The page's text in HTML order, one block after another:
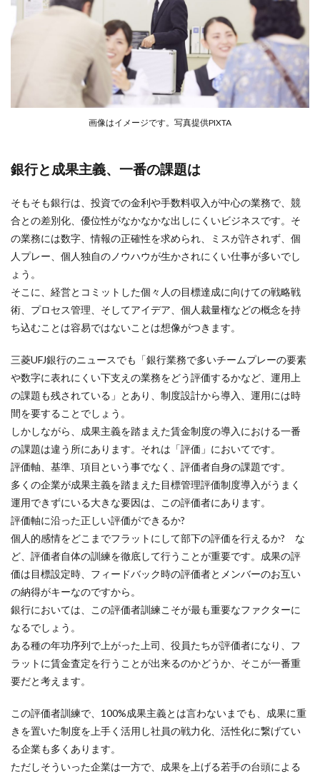
画像はイメージです。写真提供PIXTA
銀行と成果主義、一番の課題は
そもそも銀行は、投資での金利や手数料収入が中心の業務で、競
合との差別化、優位性がなかなかな出しにくいビジネスです。そ
の業務には数字、情報の正確性を求められ、ミスが許されず、個
人プレー、個人独自のノウハウが生かされにくい仕事が多いでし
ょう。
そこに、経営とコミットした個々人の目標達成に向けての戦略戦
術、プロセス管理、そしてアイデア、個人裁量権などの概念を持
ち込むことは容易ではないことは想像がつきます。
三菱UFJ銀行のニュースでも「銀行業務で多いチームプレーの要素
や数字に表れにくい下支えの業務をどう評価するかなど、運用上
の課題も残されている」とあり、制度設計から導入、運用には時
間を要することでしょう。
しかしながら、成果主義を踏まえた賃金制度の導入における一番
の課題は違う所にあります。それは「評価」においてです。
評価軸、基準、項目という事でなく、評価者自身の課題です。
多くの企業が成果主義を踏まえた目標管理評価制度導入がうまく
運用できずにいる大きな要因は、この評価者にあります。
評価軸に沿った正しい評価ができるか?
個人的感情をどこまでフラットにして部下の評価を行えるか? な
ど、評価者自体の訓練を徹底して行うことが重要です。成果の評
価は目標設定時、フィードバック時の評価者とメンバーのお互い
の納得がキーなのですから。
銀行においては、この評価者訓練こそが最も重要なファクターに
なるでしょう。
ある種の年功序列で上がった上司、役員たちが評価者になり、フ
ラットに賃金査定を行うことが出来るのかどうか、そこが一番重
要だと考えます。
この評価者訓練で、100%成果主義とは言わないまでも、成果に重
きを置いた制度を上手く活用し社員の戦力化、活性化に繋げてい
る企業も多くあります。
ただしそういった企業は一方で、成果を上げる若手の台頭による